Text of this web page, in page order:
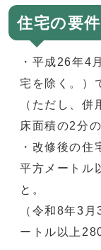
住宅の要件
・平成26年4
宅を除く。）
（ただし、
床面積の2分
・改修後の
平方メートル
（令和8年3
ートル以上